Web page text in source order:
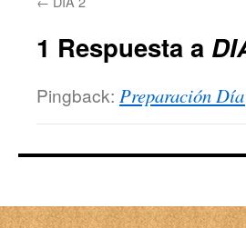
1 Respuesta a
Pingback: Preparación